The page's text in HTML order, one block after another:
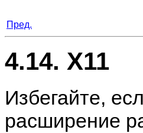
Пред.
4.14. X11
Избегайте,
расширение